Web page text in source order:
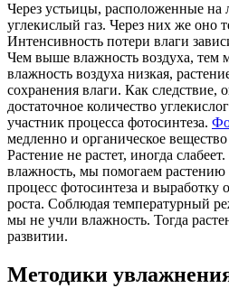
Через устьицы, расположенные на
углекислый газ. Через них же оно
Интенсивность потери влаги
Чем выше влажность воздуха, тем
влажность воздуха низкая,
сохранения влаги. Как следствие,
достаточное количество
участник процесса фотосинтеза.
медленно и органическое
Растение не растет, иногда
влажность, мы помогаем растению
процесс фотосинтеза и выработку
роста. Соблюдая температурный
мы не учли влажность. Тогда
развитии.
Методики